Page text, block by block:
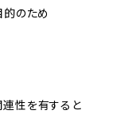
的のため
連性を有すると